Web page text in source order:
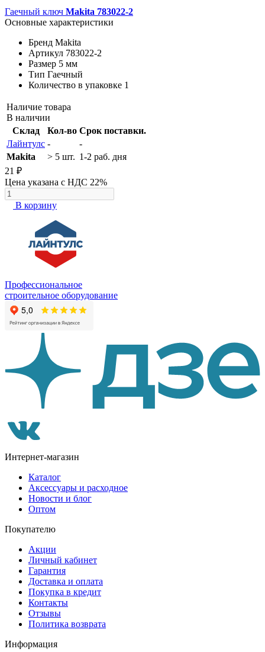
Гаечный ключ Makita 783022-2
Основные характеристики
Бренд Makita
Артикул 783022-2
Размер 5 мм
Тип Гаечный
Количество в упаковке 1
Наличие товара
В наличии
Склад
Кол-во Срок поставки.
Лайнтулс -
-
Makita
> 5 шт. 1-2 раб. дня
21 ₽
Цена указана с НДС 22%
В корзину
Профессиональное
строительное оборудование
Интернет-магазин
Каталог
Аксессуары и расходное
Новости и блог
Оптом
Покупателю
Акции
Личный кабинет
Гарантия
Доставка и оплата
Покупка в кредит
Контакты
Отзывы
Политика возврата
Информация